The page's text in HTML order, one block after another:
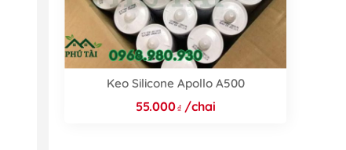
Keo Silicone Apollo A500
55.000 /chai